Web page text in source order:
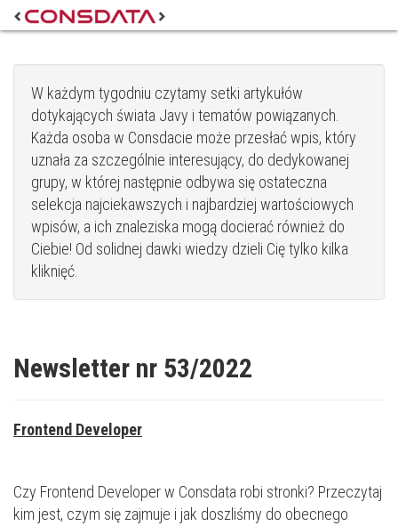
W każdym tygodniu czytamy setki artykułów
dotykających świata Javy i tematów powiązanych.
Każda osoba w Consdacie może przesłać wpis, który
uznała za szczególnie interesujący, do dedykowanej
grupy, w której następnie odbywa się ostateczna
selekcja najciekawszych i najbardziej wartościowych
wpisów, a ich znaleziska mogą docierać również do
Ciebie! Od solidnej dawki wiedzy dzieli Cię tylko kilka
kliknięć.
Newsletter nr 53/2022
Frontend Developer
Czy Frontend Developer w Consdata robi stronki? Przeczytaj
kim jest, czym się zajmuje i jak doszliśmy do obecnego